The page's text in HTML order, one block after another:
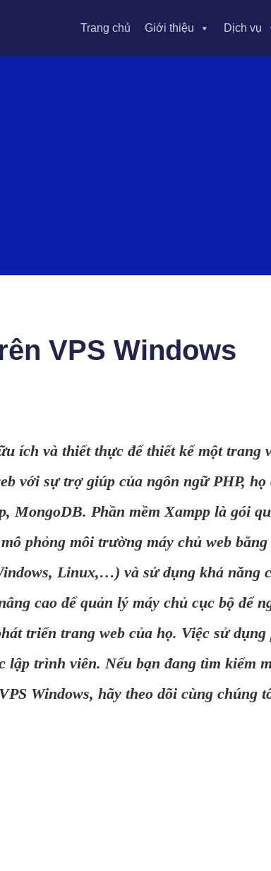
Trang chủ Giới thiệu Dịch vụ
VPS Windows
ích và thiết thực để thiết kế một trang
với sự trợ giúp của ngôn ngữ PHP, họ
MongoDB. Phần mềm Xampp là gói
phỏng môi trường máy chủ web
Linux,…) và sử dụng khả năng
cao để quản lý máy chủ cục bộ để
triển trang web của họ. Việc sử dụng
trình viên. Nếu bạn đang tìm kiếm
Windows, hãy theo dõi cùng chúng